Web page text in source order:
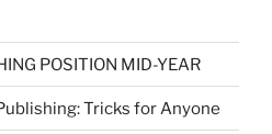
POSITION MID-YEAR
Tricks for Anyone